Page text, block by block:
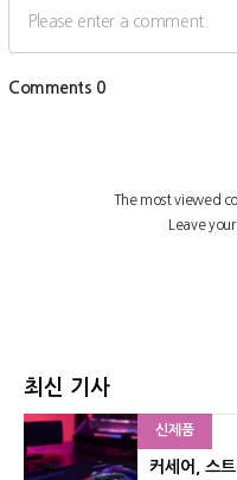
최신 기사
신제품
커세어, 스